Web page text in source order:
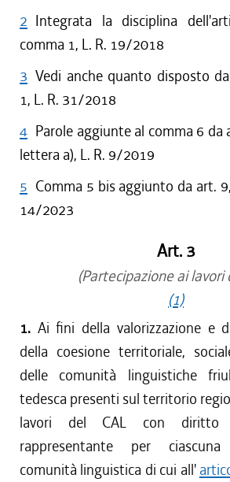
2 Integrata la disciplina
comma 1, L. R. 19/2018
3 Vedi anche quanto disposto
1, L. R. 31/2018
4 Parole aggiunte al comma 6 da
lettera a), L. R. 9/2019
5 Comma 5 bis aggiunto da art.
14/2023
Art. 3
(Partecipazione ai lavori
(1)
1. Ai fini della valorizzazione e
della coesione territoriale,
delle comunità linguistiche
tedesca presenti sul territorio
lavori del CAL con
rappresentante per
comunità linguistica di cui all'